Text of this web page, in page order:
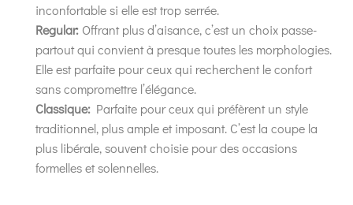
inconfortable si elle est trop serrée.
Regular: Offrant plus d’aisance, c’est un choix passe-
partout qui convient à presque toutes les morphologies.
Elle est parfaite pour ceux qui recherchent le confort
sans compromettre l’élégance.
Classique: Parfaite pour ceux qui préfèrent un style
traditionnel, plus ample et imposant. C’est la coupe la
plus libérale, souvent choisie pour des occasions
formelles et solennelles.